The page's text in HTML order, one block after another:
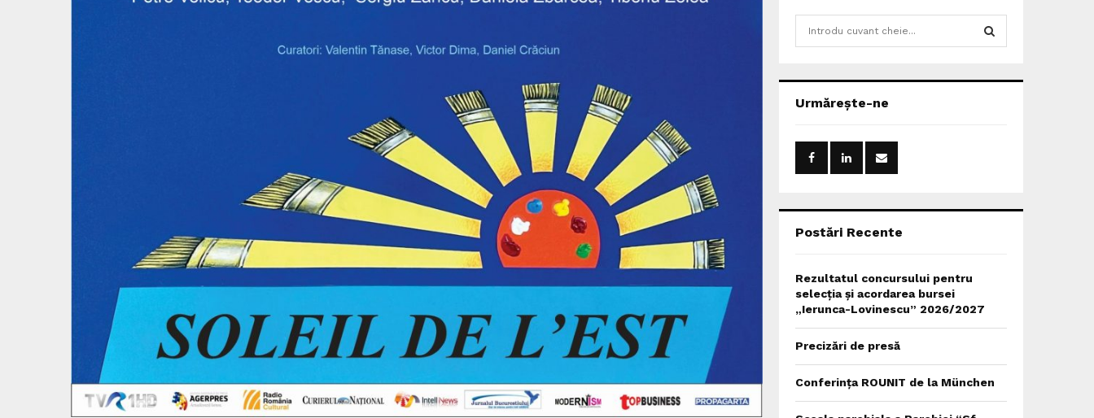
h
o
:
Urmărește-ne
Postări Recente
Rezultatul concursului pentru
selecția și acordarea bursei
„Ierunca-Lovinescu” 2026/2027
Precizări de presă
Conferința ROUNIT de la München